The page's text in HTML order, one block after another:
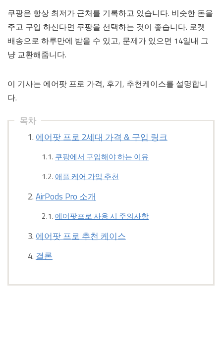
쿠팡은 항상 최저가 근처를 기록하고 있습니다. 비슷한 돈을
주고 구입 하신다면 쿠팡을 선택하는 것이 좋습니다. 로켓
배송으로 하루만에 받을 수 있고, 문제가 있으면 14일내 그
냥 교환해줍니다.
이 기사는 에어팟 프로 가격, 후기, 추천케이스를 설명합니
다.
목차
에어팟 프로 2세대 가격 & 구입 링크
쿠팡에서 구입해야 하는 이유
애플 케어 가입 추천
AirPods Pro 소개
에어팟프로 사용 시 주의사항
에어팟 프로 추천 케이스
결론